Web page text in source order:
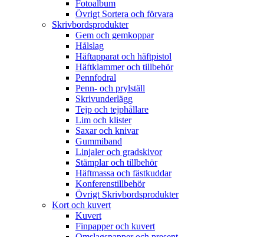
Fotoalbum
Övrigt Sortera och förvara
Skrivbordsprodukter
Gem och gemkoppar
Hålslag
Häftapparat och häftpistol
Häftklammer och tillbehör
Pennfodral
Penn- och prylställ
Skrivunderlägg
Tejp och tejphållare
Lim och klister
Saxar och knivar
Gummiband
Linjaler och gradskivor
Stämplar och tillbehör
Häftmassa och fästkuddar
Konferenstillbehör
Övrigt Skrivbordsprodukter
Kort och kuvert
Kuvert
Finpapper och kuvert